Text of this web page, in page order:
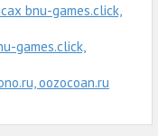
bnu-games.click,
games.click,
oozocoan.ru